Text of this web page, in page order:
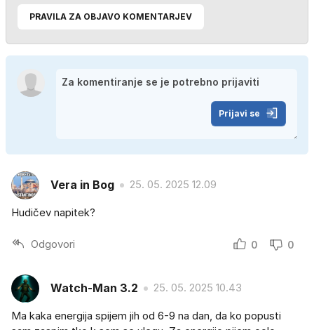
PRAVILA ZA OBJAVO KOMENTARJEV
Prijavi se
Vera in Bog 25. 05. 2025 12.09
Hudičev napitek?
Odgovori 0 0
Watch-Man 3.2 25. 05. 2025 10.43
Ma kaka energija spijem jih od 6-9 na dan, da ko popusti